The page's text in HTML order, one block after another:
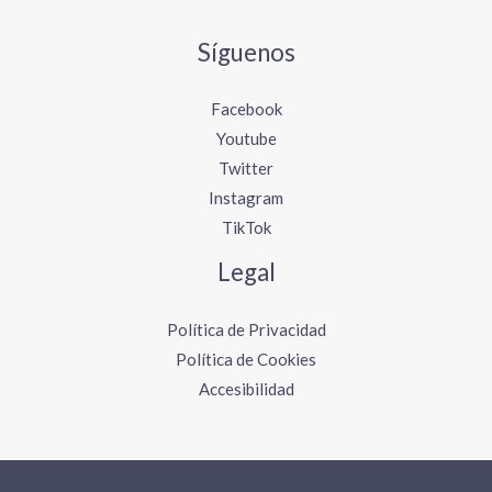
Síguenos
Facebook
Youtube
Twitter
Instagram
TikTok
Legal
Política de Privacidad
Política de Cookies
Accesibilidad